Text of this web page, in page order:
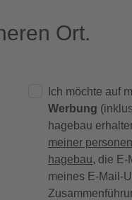
Ort.
Ich möchte auf
Werbung
hagebau
meiner
hagebau, die E-
meines E-Mail-